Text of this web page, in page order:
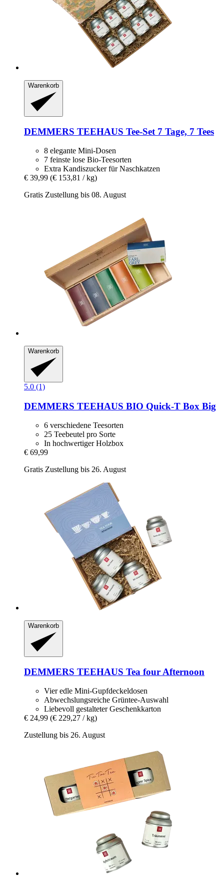
Warenkorb
DEMMERS TEEHAUS Tee-​Set 7 Tage, 7 Tees
8 elegante Mini-Dosen
7 feinste lose Bio-Teesorten
Extra Kandiszucker für Naschkatzen
€ 39,99 (€ 153,81 / kg)
Gratis Zustellung bis 08. August
Warenkorb
5.0 (1)
DEMMERS TEEHAUS BIO Quick-​T Box Big
6 verschiedene Teesorten
25 Teebeutel pro Sorte
In hochwertiger Holzbox
€ 69,99
Gratis Zustellung bis 26. August
Warenkorb
DEMMERS TEEHAUS Tea four Afternoon
Vier edle Mini-Gupfdeckeldosen
Abwechslungsreiche Grüntee-Auswahl
Liebevoll gestalteter Geschenkkarton
€ 24,99 (€ 229,27 / kg)
Zustellung bis 26. August